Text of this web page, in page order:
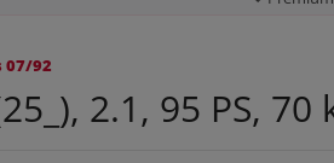
07/92
2.1, 95 PS,